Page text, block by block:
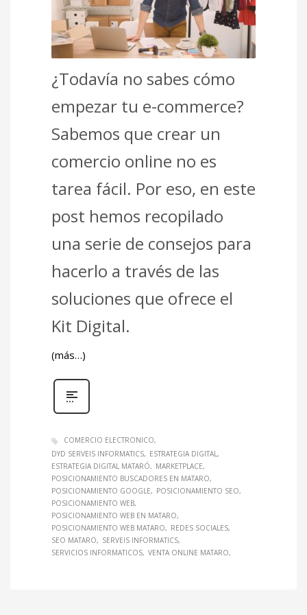
¿Todavía no sabes cómo
empezar tu e-commerce?
Sabemos que crear un
comercio online no es
tarea fácil. Por eso, en este
post hemos recopilado
una serie de consejos para
hacerlo a través de las
soluciones que ofrece el
Kit Digital.
(más…)
COMERCIO ELECTRONICO
DYD SERVEIS INFORMATICS
ESTRATEGIA DIGITAL
ESTRATEGIA DIGITAL MATARÓ
MARKETPLACE
POSICIONAMIENTO BUSCADORES EN MATARO
POSICIONAMIENTO GOOGLE
POSICIONAMIENTO SEO
POSICIONAMIENTO WEB
POSICIONAMIENTO WEB EN MATARO
POSICIONAMIENTO WEB MATARO
REDES SOCIALES
SEO MATARO
SERVEIS INFORMATICS
SERVICIOS INFORMATICOS VENTA ONLINE MATARO